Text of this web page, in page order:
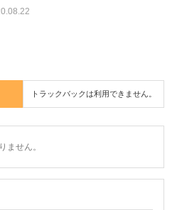
トラックバックは利用できません。
ません。